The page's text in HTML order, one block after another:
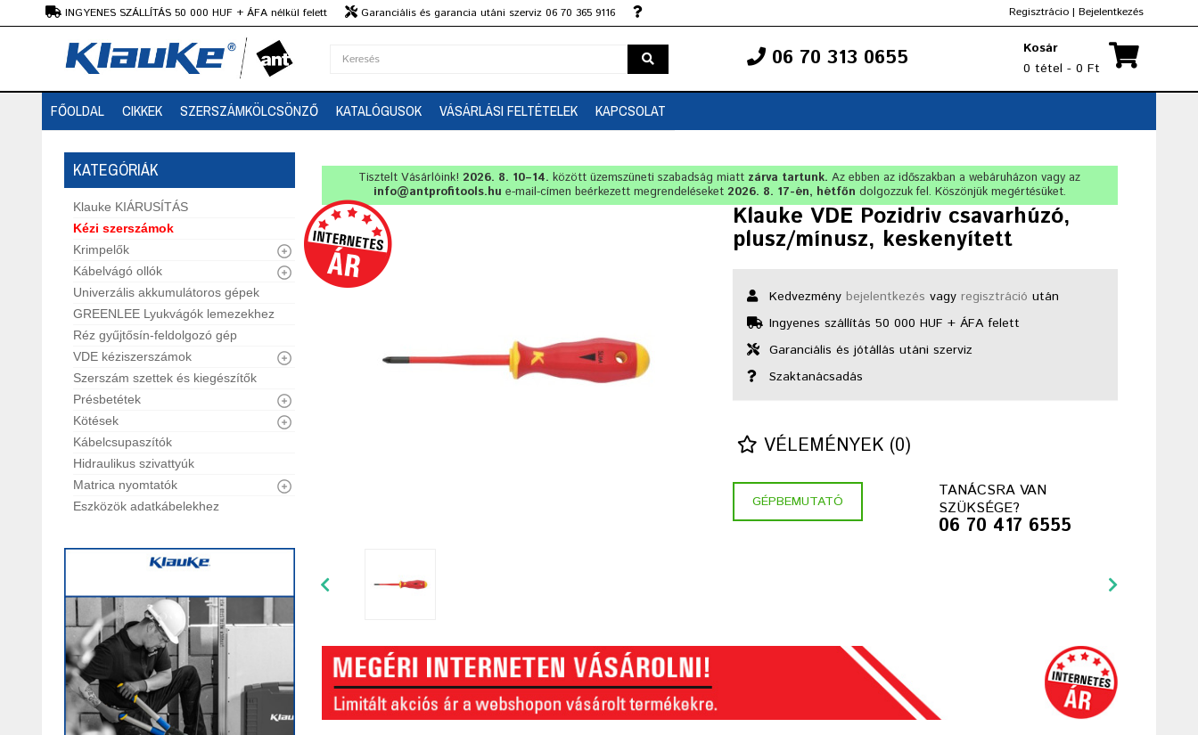
INGYENES SZÁLLÍTÁS 50 000 HUF + ÁFA nélkül felett
Garanciális és garancia utáni szerviz 06 70 365 9116
Szaktanácsadás
Regisztrácio | Bejelentkezés
06 70 313 0655
Kosár
0 tétel - 0 Ft
FŐOLDAL CIKKEK SZERSZÁMKÖLCSÖNZŐ KATALÓGUSOK VÁSÁRLÁSI FELTÉTELEK KAPCSOLAT
KATEGÓRIÁK
Klauke KIÁRUSÍTÁS
Kézi szerszámok
Krimpelők
Kábelvágó ollók
Univerzális akkumulátoros gépek
GREENLEE Lyukvágók lemezekhez
Réz gyűjtősín-feldolgozó gép
VDE kéziszerszámok
Szerszám szettek és kiegészítők
Présbetétek
Kötések
Kábelcsupaszítók
Hidraulikus szivattyúk
Matrica nyomtatók
Eszközök adatkábelekhez
Tisztelt Vásárlóink!2026. 8. 10–14. között üzemszüneti szabadság miatt zárva tartunk. Az ebben az időszakban a webáruházon vagy az
info@antprofitools.hu e-mail-címen beérkezett megrendeléseket 2026. 8. 17-én, hétfőn dolgozzuk fel. Köszönjük megértésüket.
Klauke VDE Pozidriv csavarhúzó,
plusz/mínusz, keskenyített
Kedvezménybejelentkezés vagyregisztráció után
Ingyenes szállítás 50 000 HUF + ÁFA felett
Garanciális és jótállás utáni szerviz
Szaktanácsadás
VÉLEMÉNYEK (0)
GÉPBEMUTATÓ
TANÁCSRA VAN
SZÜKSÉGE?
06 70 417 6555